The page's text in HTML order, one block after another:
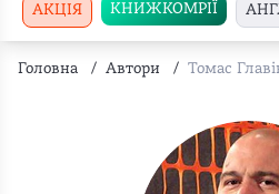
АКЦІЯ КНИЖКОМРІЇ
Головна / Автори / Томас